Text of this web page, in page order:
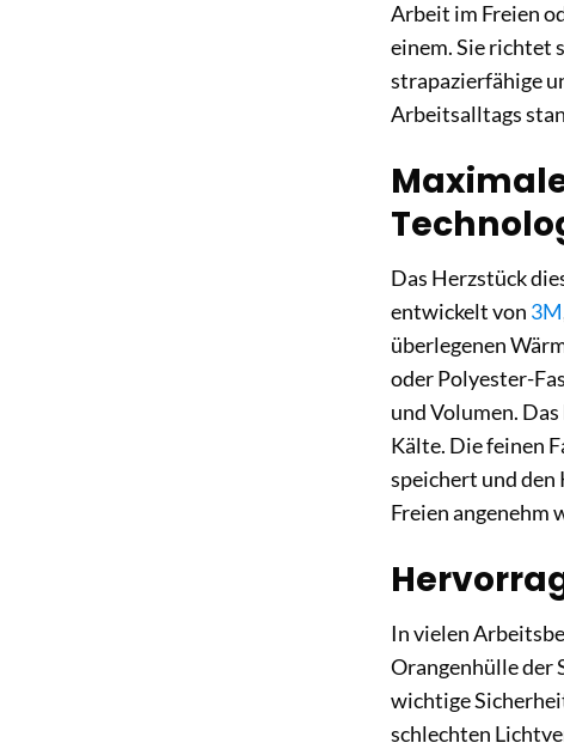
Arbeit im Freien
einem. Sie richtet
strapazierfähige
Arbeitsalltags
Das Herzstück
entwickelt von 3M
überlegenen
oder Polyester-
und Volumen.
Kälte. Die feinen
speichert und den
Freien angenehm
In vielen
Orangenhülle der
wichtige
schlechten